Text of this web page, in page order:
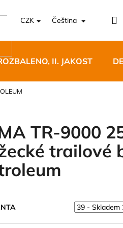
CZK Čeština
II. JAKOST
TR-9000
trailové
BĚŽECKÉ TRAILOVÉ